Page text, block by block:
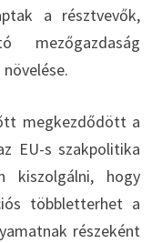
a résztvevők,
mezőgazdaság
megkezdődött a
EU-s szakpolitika
kiszolgálni, hogy
többletterhet a
részeként